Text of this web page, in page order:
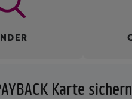
Karte sichern